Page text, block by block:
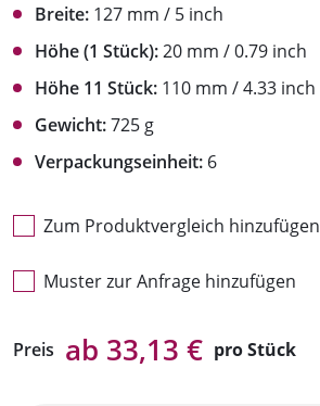
Breite: 127 mm / 5 inch
Höhe (1 Stück):20 mm / 0.79 inch
Höhe 11 Stück: 110 mm / 4.33 inch
Gewicht:725 g
Verpackungseinheit: 6
Zum Produktvergleich hinzufügen
Muster zur Anfrage hinzufügen
Preis ab 33,13 € pro Stück